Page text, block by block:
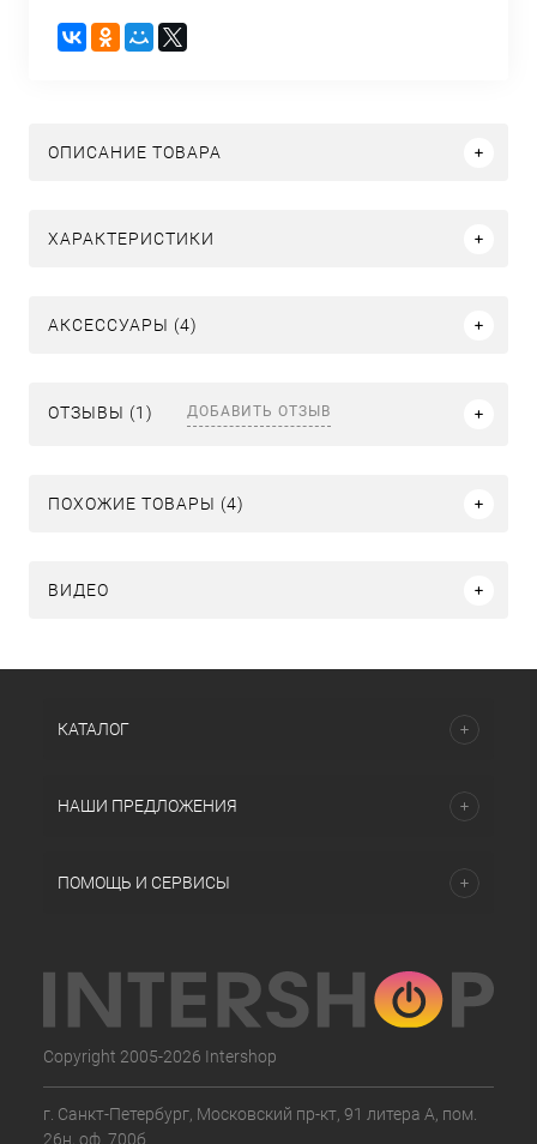
ОПИСАНИЕ ТОВАРА
ХАРАКТЕРИСТИКИ
АКСЕССУАРЫ (4)
ОТЗЫВЫ (1) ДОБАВИТЬ ОТЗЫВ
ПОХОЖИЕ ТОВАРЫ (4)
ВИДЕО
КАТАЛОГ
НАШИ ПРЕДЛОЖЕНИЯ
ПОМОЩЬ И СЕРВИСЫ
Copyright 2005-2026 Intershop
г. Санкт-Петербург, Московский пр-кт, 91 литера А, пом.
26н, оф. 700б